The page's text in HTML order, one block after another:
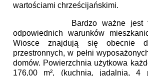
wartościami chrześcijańskimi.
Bardzo ważne jest
odpowiednich warunków
Wiosce znajdują się obecnie
przestronnych, w pełni
domów. Powierzchnia użytkowa
176,00 m², (kuchnia, jadalnia, 4